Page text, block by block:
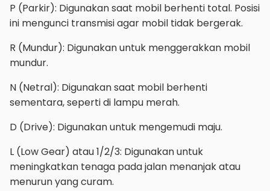
P (Parkir): Digunakan saat mobil berhenti total. Posisi
ini mengunci transmisi agar mobil tidak bergerak.
R (Mundur): Digunakan untuk menggerakkan mobil
mundur.
N (Netral): Digunakan saat mobil berhenti
sementara, seperti di lampu merah.
D (Drive): Digunakan untuk mengemudi maju.
L (Low Gear) atau 1/2/3: Digunakan untuk
meningkatkan tenaga pada jalan menanjak atau
menurun yang curam.